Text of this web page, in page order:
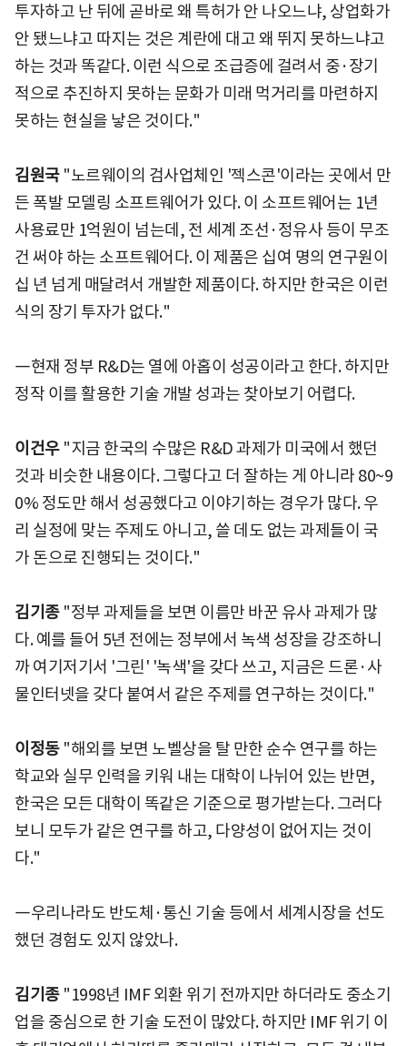
투자하고 난 뒤에 곧바로 왜 특허가 안 나오느냐, 상업화가
안 됐느냐고 따지는 것은 계란에 대고 왜 뛰지 못하느냐고
하는 것과 똑같다. 이런 식으로 조급증에 걸려서 중·장기
적으로 추진하지 못하는 문화가 미래 먹거리를 마련하지
못하는 현실을 낳은 것이다."
김원국"노르웨이의 검사업체인 '젝스콘'이라는 곳에서 만
든 폭발 모델링 소프트웨어가 있다. 이 소프트웨어는 1년
사용료만 1억원이 넘는데, 전 세계 조선·정유사 등이 무조
건 써야 하는 소프트웨어다. 이 제품은 십여 명의 연구원이
십 년 넘게 매달려서 개발한 제품이다. 하지만 한국은 이런
식의 장기 투자가 없다."
―현재 정부 R&D는 열에 아홉이 성공이라고 한다. 하지만
정작 이를 활용한 기술 개발 성과는 찾아보기 어렵다.
이건우"지금 한국의 수많은 R&D 과제가 미국에서 했던
것과 비슷한 내용이다. 그렇다고 더 잘하는 게 아니라 80~9
0% 정도만 해서 성공했다고 이야기하는 경우가 많다. 우
리 실정에 맞는 주제도 아니고, 쓸 데도 없는 과제들이 국
가 돈으로 진행되는 것이다."
김기종"정부 과제들을 보면 이름만 바꾼 유사 과제가 많
다. 예를 들어 5년 전에는 정부에서 녹색 성장을 강조하니
까 여기저기서 '그린' '녹색'을 갖다 쓰고, 지금은 드론·사
물인터넷을 갖다 붙여서 같은 주제를 연구하는 것이다."
이정동"해외를 보면 노벨상을 탈 만한 순수 연구를 하는
학교와 실무 인력을 키워 내는 대학이 나뉘어 있는 반면,
한국은 모든 대학이 똑같은 기준으로 평가받는다. 그러다
보니 모두가 같은 연구를 하고, 다양성이 없어지는 것이
다."
―우리나라도 반도체·통신 기술 등에서 세계시장을 선도
했던 경험도 있지 않았나.
김기종"1998년 IMF 외환 위기 전까지만 하더라도 중소기
업을 중심으로 한 기술 도전이 많았다. 하지만 IMF 위기 이